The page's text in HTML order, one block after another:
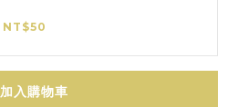
NT$50
加入購物車